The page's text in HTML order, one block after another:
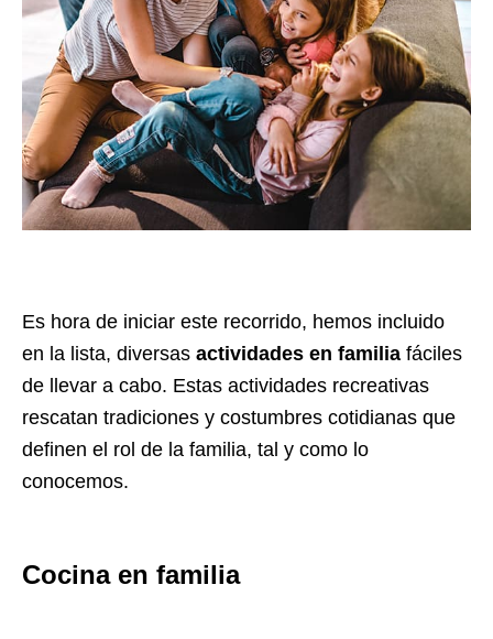
Es hora de iniciar este recorrido, hemos incluido
en la lista, diversas actividades en familia fáciles
de llevar a cabo. Estas actividades recreativas
rescatan tradiciones y costumbres cotidianas que
definen el rol de la familia, tal y como lo
conocemos.
Cocina en familia